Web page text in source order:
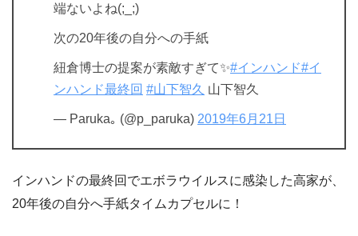
端ないよね(;_;)
次の20年後の自分への手紙
紐倉博士の提案が素敵すぎて✨#インハンド#イ
ンハンド最終回 #山下智久 山下智久
— Paruka｡ (@p_paruka) 2019年6月21日
インハンドの最終回でエボラウイルスに感染した高家が、
20年後の自分へ手紙タイムカプセルに！